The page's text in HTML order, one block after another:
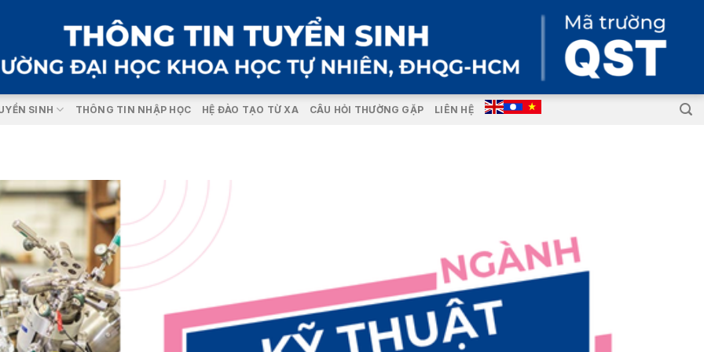
SINH THÔNG TIN NHẬP HỌC HỆ ĐÀO TẠO TỪ XA CÂU HỎI THƯỜNG GẶP LIÊN HỆ